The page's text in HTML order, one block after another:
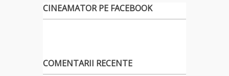
CINEAMATOR PE FACEBOOK
COMENTARII RECENTE